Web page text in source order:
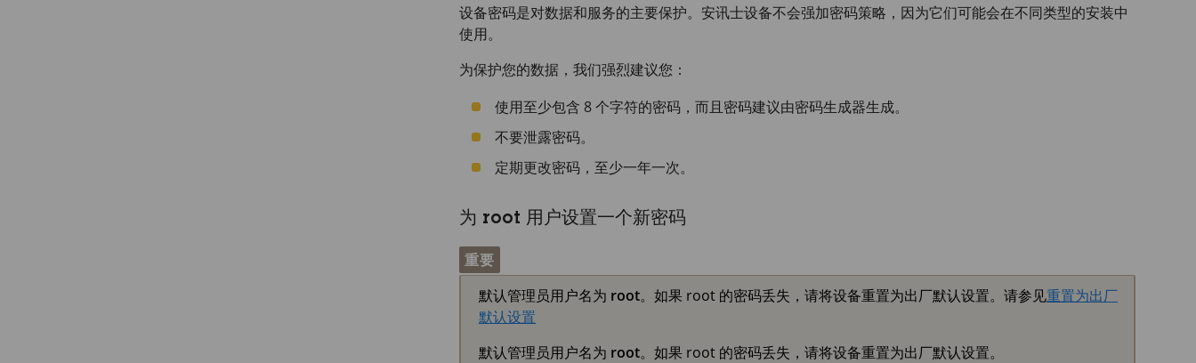
设备密码是对数据和服务的主要保护。安讯士设备不会强加密码策略，因为它们可能会在不同类型的安装中
使用。
为保护您的数据，我们强烈建议您：
使用至少包含 8 个字符的密码，而且密码建议由密码生成器生成。
不要泄露密码。
定期更改密码，至少一年一次。
为 root 用户设置一个新密码
重要
默认管理员用户名为 root。如果 root 的密码丢失，请将设备重置为出厂默认设置。请参见重置为出厂
默认设置
默认管理员用户名为 root。如果 root 的密码丢失，请将设备重置为出厂默认设置。